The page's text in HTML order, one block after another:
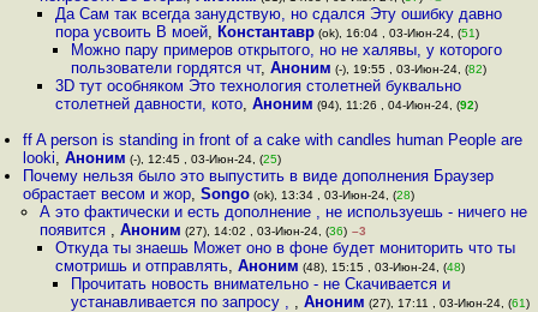
Да Сам так всегда занудствую, но сдался Эту ошибку давно
пора усвоить В моей, Константавр(ok), 16:04 , 03-Июн-24, (51)
Можно пару примеров открытого, но не халявы, у которого
пользователи гордятся чт,Аноним (-), 19:55 , 03-Июн-24, (82)
3D тут особняком Это технология столетней буквально
столетней давности, кото, Аноним (94), 11:26 , 04-Июн-24, (92)
ff A person is standing in front of a cake with candles human People are
looki,Аноним (-), 12:45 , 03-Июн-24, (25)
Почему нельзя было это выпустить в виде дополнения Браузер
обрастает весом и жор,Songo (ok), 13:34 , 03-Июн-24, (28)
А это фактически и есть дополнение , не используешь - ничего не
появится , Аноним (27), 14:02 , 03-Июн-24, (36) –3
Откуда ты знаешь Может оно в фоне будет мониторить что ты
смотришь и отправлять, Аноним (48), 15:15 , 03-Июн-24, (48)
Прочитать новость внимательно - не Скачивается и
устанавливается по запросу , ,Аноним (27), 17:11 , 03-Июн-24, (61)